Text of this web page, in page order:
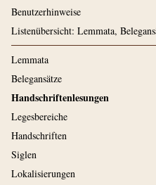
Benutzerhinweise
Listenübersicht: Lemmata,
Lemmata
Belegansätze
Handschriftenlesungen
Legesbereiche
Handschriften
Siglen
Lokalisierungen